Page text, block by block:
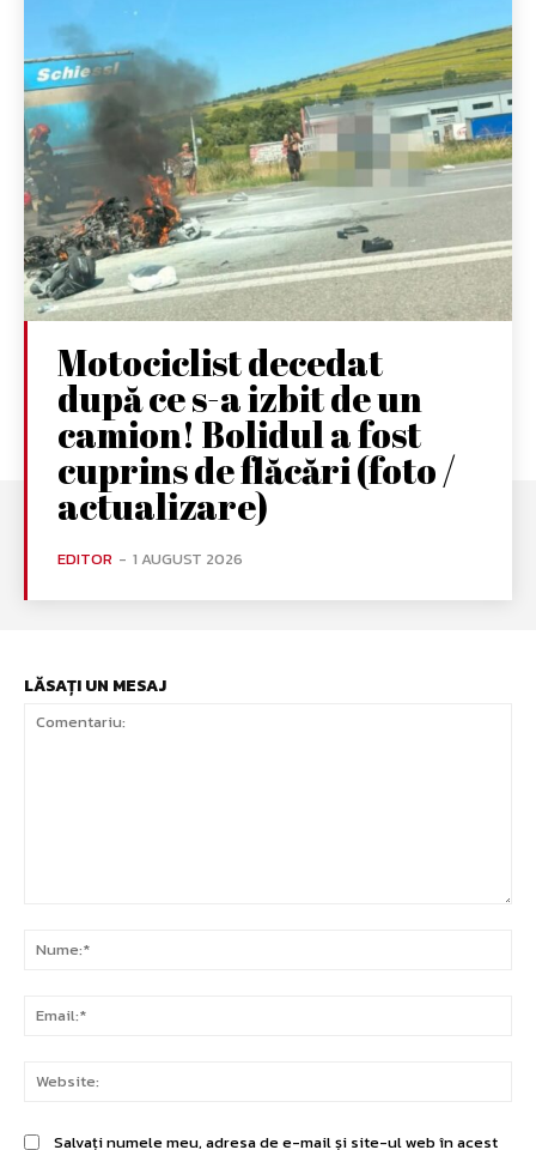
Motociclist decedat
după ce s-a izbit de un
camion! Bolidul a fost
cuprins de flăcări (foto /
actualizare)
EDITOR - 1 AUGUST 2026
LĂSAȚI UN MESAJ
Salvați numele meu, adresa de e-mail și site-ul web în acest